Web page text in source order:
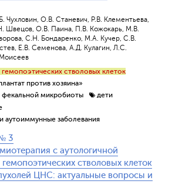
Чухловин, О.В. Станевич, Р.В. Клементьева,
Швецов, О.В. Паина, П.В. Кожокарь, М.В.
С.Н. Бондаренко, М.А. Кучер, С.В.
Е.В. Семенова, А.Д. Кулагин, Л.С.
гемопоэтических стволовых клеток
против хозяина»
фекальной микробиоты
дети
аутоиммунные заболевания
3
с аутологичной
стволовых клеток
ЦНС: актуальные вопросы и